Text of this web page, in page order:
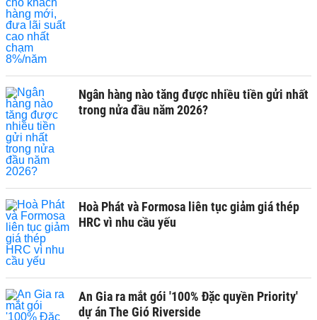
Ngân hàng nào tăng được nhiều tiền gửi nhất
trong nửa đầu năm 2026?
Hoà Phát và Formosa liên tục giảm giá thép
HRC vì nhu cầu yếu
An Gia ra mắt gói '100% Đặc quyền Priority'
dự án The Gió Riverside